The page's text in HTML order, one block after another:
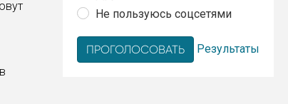
Не пользуюсь соцсетями
Результаты